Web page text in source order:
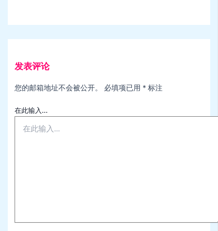
发表评论
您的邮箱地址不会被公开。 必填项已用 * 标注
在此输入...